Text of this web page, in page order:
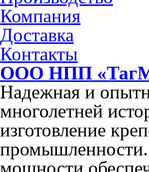
Компания
Доставка
Контакты
ООО НПП
Надежная и
многолетней
изготовление